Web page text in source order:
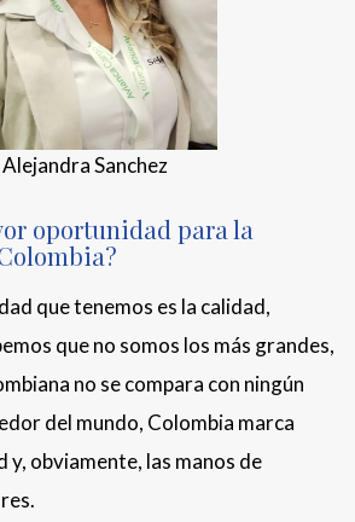
Alejandra Sanchez
oportunidad para la
que tenemos es la calidad,
que no somos los más grandes,
no se compara con ningún
del mundo, Colombia marca
y, obviamente, las manos de